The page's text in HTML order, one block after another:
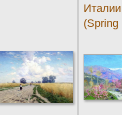
Италии
(Spring